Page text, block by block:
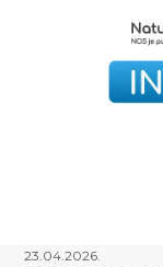
23.04.2026.